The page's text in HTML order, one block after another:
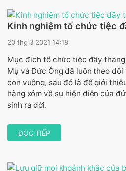
Kinh nghiệm tổ chức tiệc
20 thg 3 2021 14:18
Mục đích tổ chức tiệc đầy
Mụ và Đức Ông đã luôn theo dõi
con vuông, sau đó là để giới
hàng xóm về sự hiện diện của
sinh ra đời.
ĐỌC TIẾP